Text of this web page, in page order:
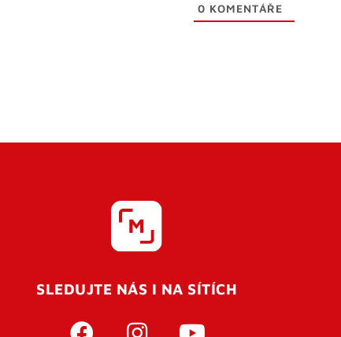
0 KOMENTÁŘE
SLEDUJTE NÁS I NA SÍTÍCH